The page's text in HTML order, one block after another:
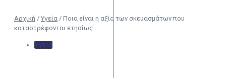
Αρχική / Υγεία / Ποια είναι η αξία των σκευασμάτων που
καταστρέφονται ετησίως
Υγεία